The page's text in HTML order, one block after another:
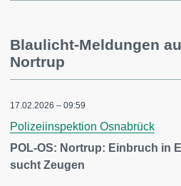
Blaulicht-Meldungen
Nortrup
17.02.2026 – 09:59
Polizeiinspektion Osnabrück
POL-OS: Nortrup: Einbruch in
sucht Zeugen